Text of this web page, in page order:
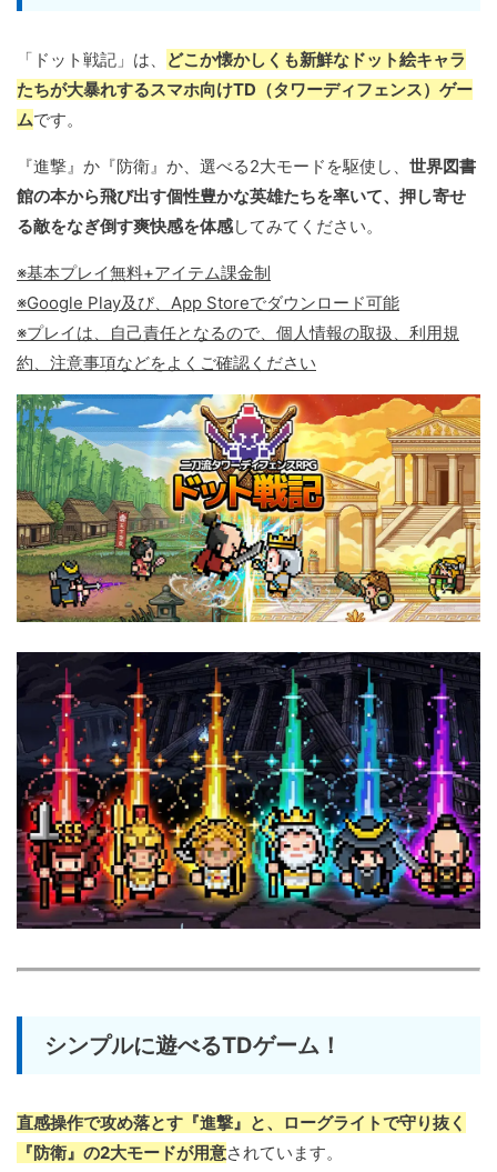
「ドット戦記」は、
どこか懐かしくも新鮮なドット絵キャラ
たちが大暴れするスマホ向けTD（タワーディフェンス）ゲー
ムです。
『進撃』か『防衛』か、選べる2大モードを駆使し、 世界図書
館の本から飛び出す個性豊かな英雄たちを率いて、押し寄せ
る敵をなぎ倒す爽快感を体感してみてください。
※基本プレイ無料+アイテム課金制
※Google Play及び、App Storeでダウンロード可能
※プレイは、自己責任となるので、個人情報の取扱、利用規
約、注意事項などをよくご確認ください
シンプルに遊べるTDゲーム！
直感操作で攻め落とす『進撃』と、ローグライトで守り抜く
『防衛』の2大モードが用意されています。